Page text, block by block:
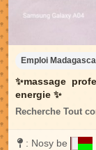
Emploi
✨️massage
energie ✨️
Recherche Tout
: Nosy be